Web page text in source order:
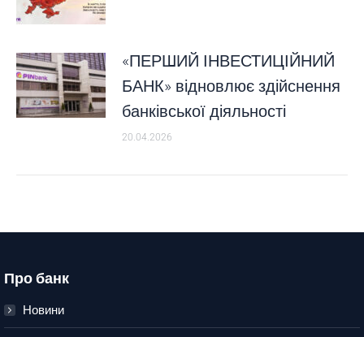
«ПЕРШИЙ ІНВЕСТИЦІЙНИЙ
БАНК» відновлює здійснення
банківської діяльності
20.04.2026
Про банк
Новини